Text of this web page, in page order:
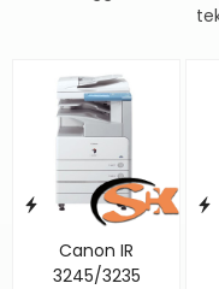
Canon IR
3245/3235